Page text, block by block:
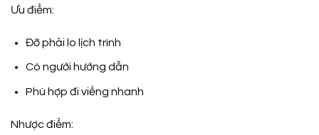
Ưu điểm:
Đỡ phải lo lịch trình
Có người hướng dẫn
Phù hợp đi viếng nhanh
Nhược điểm: